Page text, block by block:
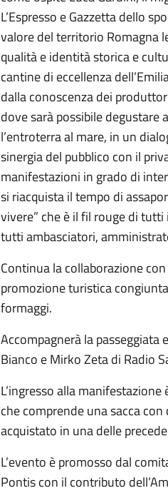
L’Espresso e Gazzetta dello
valore del territorio Romagna
qualità e identità storica e
cantine di eccellenza
dalla conoscenza dei
dove sarà possibile degustare
l’entroterra al mare, in un
sinergia del pubblico con il
manifestazioni in grado di
si riacquista il tempo di
vivere” che è il fil rouge di
tutti ambasciatori,
Continua la collaborazione
promozione turistica
formaggi.
Accompagnerà la passeggiata
Bianco e Mirko Zeta di Radio
L’ingresso alla
che comprende una sacca
acquistato in una delle
L’evento è promosso dal
Pontis con il contributo